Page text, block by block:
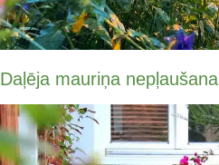
Daļēja mauriņa nepļaušana